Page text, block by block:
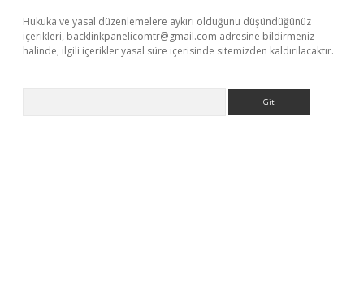
Hukuka ve yasal düzenlemelere aykırı olduğunu düşündüğünüz
içerikleri, backlinkpanelicomtr@gmail.com adresine bildirmeniz
halinde, ilgili içerikler yasal süre içerisinde sitemizden kaldırılacaktır.